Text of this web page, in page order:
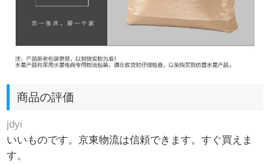
商品の評価
jdyi
いいものです。京東物流は信頼できます。すぐ買えま
す。